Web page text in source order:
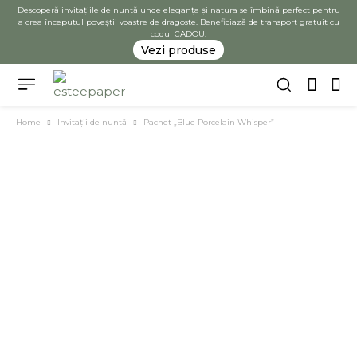
Descoperă invitațiile de nuntă unde eleganța și natura se îmbină perfect pentru
a crea începutul poveștii voastre de dragoste. Beneficiază de transport gratuit cu
codul CADOU.
Vezi produse
Home Invitații de nuntă Pachet „Blue Porcelain Whisper”